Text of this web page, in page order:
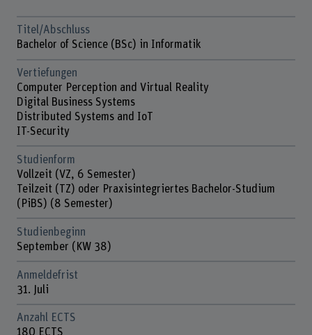
Titel/Abschluss
Bachelor of Science (BSc) in Informatik
Vertiefungen
Computer Perception and Virtual Reality
Digital Business Systems
Distributed Systems and IoT
IT-Security
Studienform
Vollzeit (VZ, 6 Semester)
Teilzeit (TZ) oder Praxisintegriertes Bachelor-Studium
(PiBS) (8 Semester)
Studienbeginn
September (KW 38)
Anmeldefrist
31. Juli
Anzahl ECTS
180 ECTS